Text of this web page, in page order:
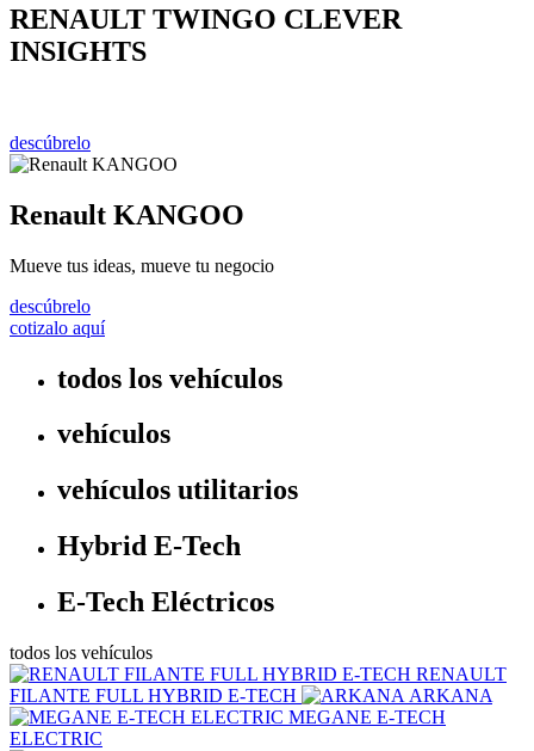
RENAULT TWINGO CLEVER
INSIGHTS
descúbrelo
Renault KANGOO
Mueve tus ideas, mueve tu negocio
descúbrelo
cotizalo aquí
todos los vehículos
vehículos
vehículos utilitarios
Hybrid E-Tech
E-Tech Eléctricos
todos los vehículos
RENAULT
FILANTE FULL HYBRID E-TECH
ARKANA
MEGANE E-TECH
ELECTRIC